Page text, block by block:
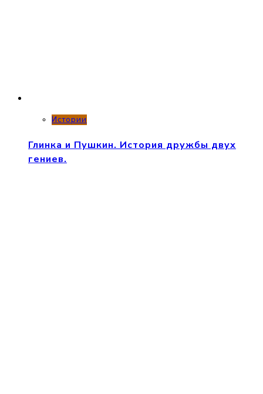
Истории
Глинка и Пушкин. История дружбы двух
гениев.